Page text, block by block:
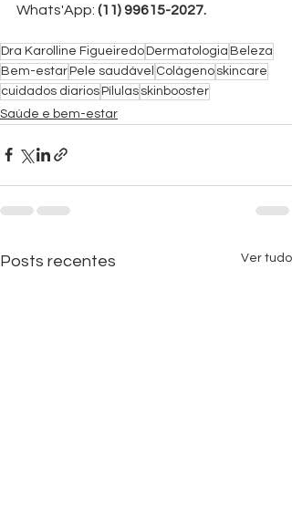
Whats'App: (11) 99615-2027.
Dra Karolline Figueiredo Dermatologia Beleza
Bem-estar Pele saudável Colágeno skincare
cuidados diarios Pílulas skinbooster
Saúde e bem-estar
Posts recentes Ver tudo